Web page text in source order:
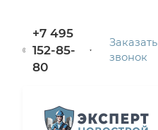
+7 495
152-85-
80
Заказать
звонок